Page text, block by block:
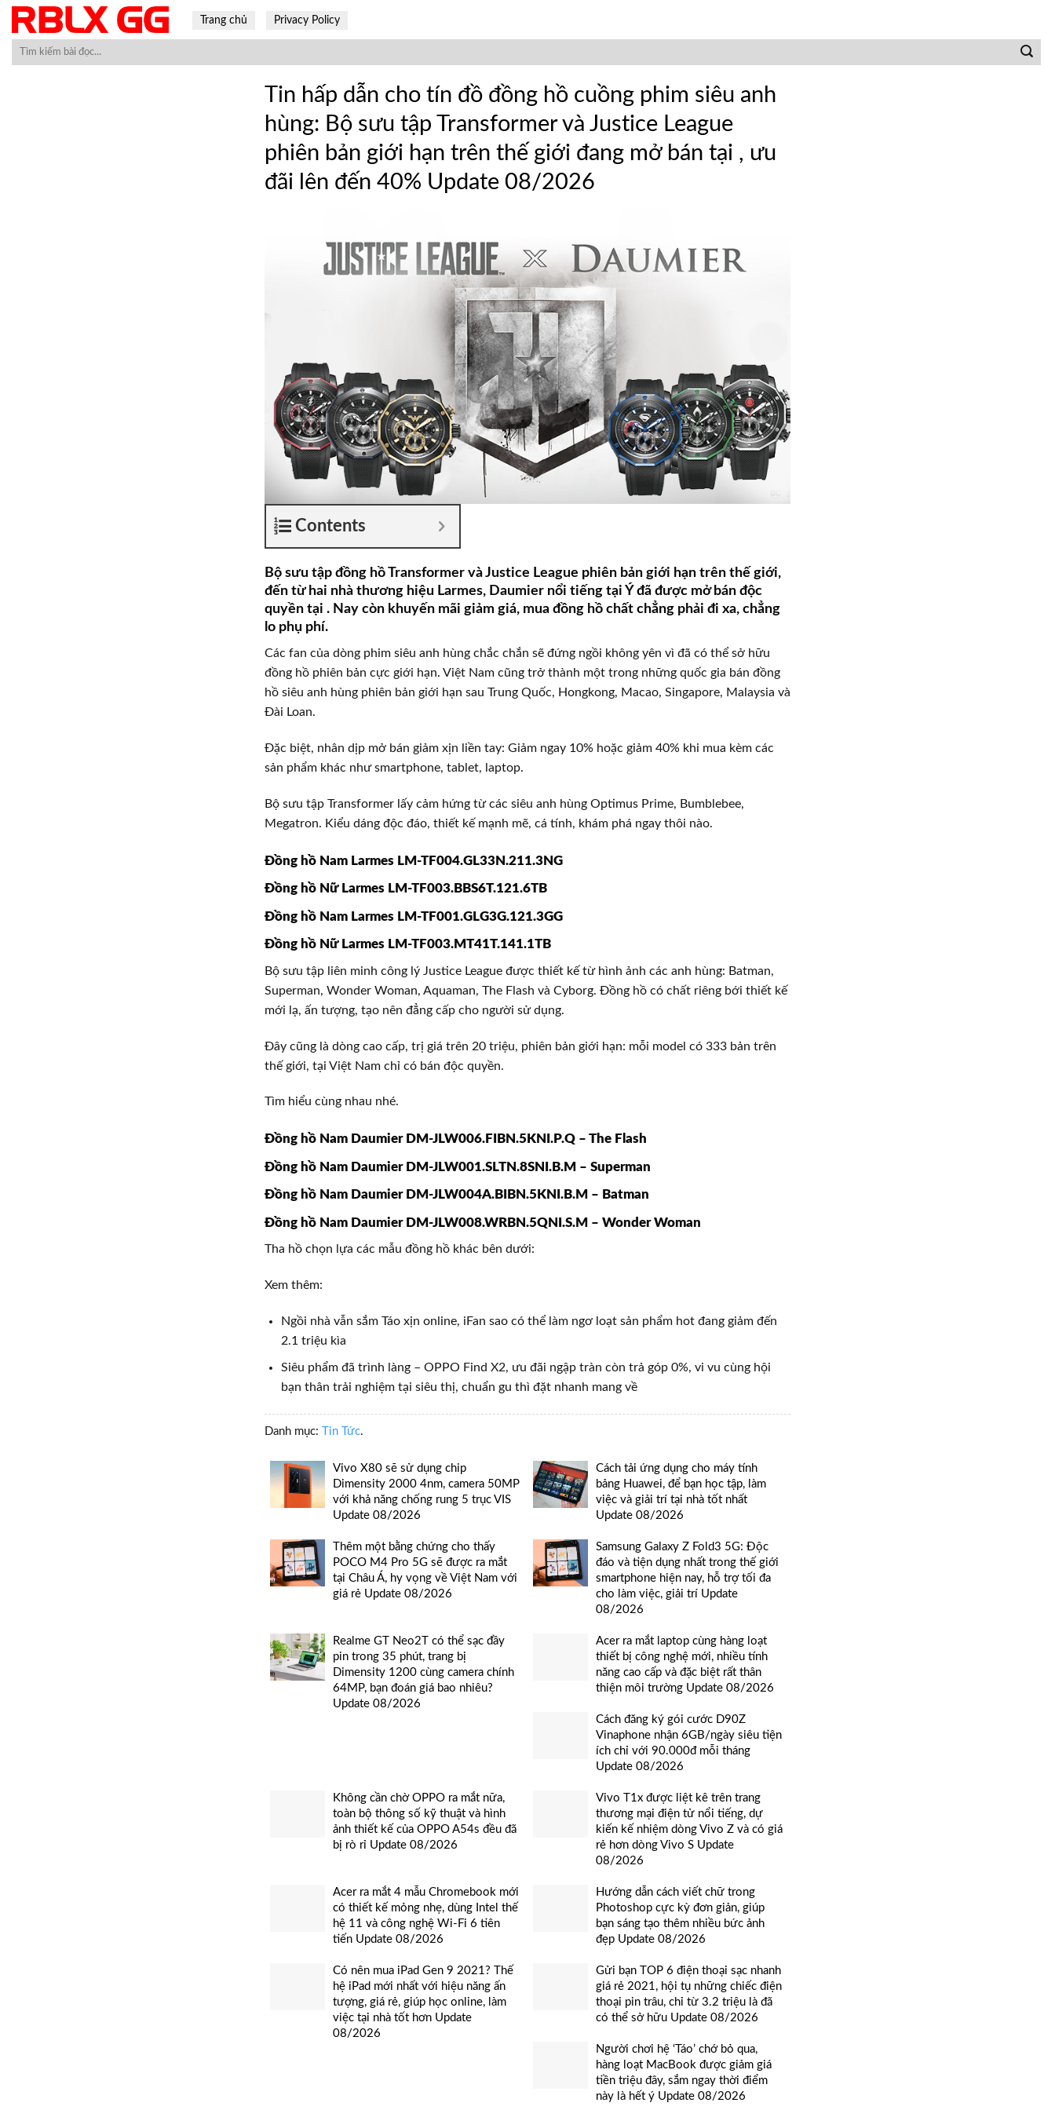
Skip
content
Trang chủ Privacy Policy
Tin hấp dẫn cho tín đồ đồng hồ cuồng phim siêu anh
hùng: Bộ sưu tập Transformer và Justice League
phiên bản giới hạn trên thế giới đang mở bán tại , ưu
đãi lên đến 40% Update 08/2026
Contents
Bộ sưu tập đồng hồ Transformer và Justice League phiên bản giới hạn trên thế giới,
đến từ hai nhà thương hiệu Larmes, Daumier nổi tiếng tại Ý đã được mở bán độc
quyền tại . Nay còn khuyến mãi giảm giá, mua đồng hồ chất chẳng phải đi xa, chẳng
lo phụ phí.
Các fan của dòng phim siêu anh hùng chắc chắn sẽ đứng ngồi không yên vì đã có thể sở hữu
đồng hồ phiên bản cực giới hạn. Việt Nam cũng trở thành một trong những quốc gia bán đồng
hồ siêu anh hùng phiên bản giới hạn sau Trung Quốc, Hongkong, Macao, Singapore, Malaysia và
Đài Loan.
Đặc biệt, nhân dịp mở bán giảm xịn liền tay: Giảm ngay 10% hoặc giảm 40% khi mua kèm các
sản phẩm khác như smartphone, tablet, laptop.
Bộ sưu tập Transformer lấy cảm hứng từ các siêu anh hùng Optimus Prime, Bumblebee,
Megatron. Kiểu dáng độc đáo, thiết kế mạnh mẽ, cá tính, khám phá ngay thôi nào.
Đồng hồ Nam Larmes LM-TF004.GL33N.211.3NG
Đồng hồ Nữ Larmes LM-TF003.BBS6T.121.6TB
Đồng hồ Nam Larmes LM-TF001.GLG3G.121.3GG
Đồng hồ Nữ Larmes LM-TF003.MT41T.141.1TB
Bộ sưu tập liên minh công lý Justice League được thiết kế từ hình ảnh các anh hùng: Batman,
Superman, Wonder Woman, Aquaman, The Flash và Cyborg. Đồng hồ có chất riêng bới thiết kế
mới lạ, ấn tượng, tạo nên đẳng cấp cho người sử dụng.
Đây cũng là dòng cao cấp, trị giá trên 20 triệu, phiên bản giới hạn: mỗi model có 333 bản trên
thế giới, tại Việt Nam chỉ có bán độc quyền.
Tìm hiểu cùng nhau nhé.
Đồng hồ Nam Daumier DM-JLW006.FIBN.5KNI.P.Q – The Flash
Đồng hồ Nam Daumier DM-JLW001.SLTN.8SNI.B.M – Superman
Đồng hồ Nam Daumier DM-JLW004A.BIBN.5KNI.B.M – Batman
Đồng hồ Nam Daumier DM-JLW008.WRBN.5QNI.S.M – Wonder Woman
Tha hồ chọn lựa các mẫu đồng hồ khác bên dưới:
Xem thêm:
Ngồi nhà vẫn sắm Táo xịn online, iFan sao có thể làm ngơ loạt sản phẩm hot đang giảm đến
2.1 triệu kìa
Siêu phẩm đã trình làng – OPPO Find X2, ưu đãi ngập tràn còn trả góp 0%, vi vu cùng hội
bạn thân trải nghiệm tại siêu thị, chuẩn gu thì đặt nhanh mang về
Danh mục: Tin Tức.
Vivo X80 sẽ sử dụng chip
Dimensity 2000 4nm, camera 50MP
với khả năng chống rung 5 trục VIS
Update 08/2026
Cách tải ứng dụng cho máy tính
bảng Huawei, để bạn học tập, làm
việc và giải trí tại nhà tốt nhất
Update 08/2026
Thêm một bằng chứng cho thấy
POCO M4 Pro 5G sẽ được ra mắt
tại Châu Á, hy vọng về Việt Nam với
giá rẻ Update 08/2026
Samsung Galaxy Z Fold3 5G: Độc
đáo và tiện dụng nhất trong thế giới
smartphone hiện nay, hỗ trợ tối đa
cho làm việc, giải trí Update
08/2026
Realme GT Neo2T có thể sạc đầy
pin trong 35 phút, trang bị
Dimensity 1200 cùng camera chính
64MP, bạn đoán giá bao nhiêu?
Update 08/2026
Acer ra mắt laptop cùng hàng loạt
thiết bị công nghệ mới, nhiều tính
năng cao cấp và đặc biệt rất thân
thiện môi trường Update 08/2026
Cách đăng ký gói cước D90Z
Vinaphone nhận 6GB/ngày siêu tiện
ích chỉ với 90.000đ mỗi tháng
Update 08/2026
Không cần chờ OPPO ra mắt nữa,
toàn bộ thông số kỹ thuật và hình
ảnh thiết kế của OPPO A54s đều đã
bị rò rỉ Update 08/2026
Vivo T1x được liệt kê trên trang
thương mại điện tử nổi tiếng, dự
kiến kế nhiệm dòng Vivo Z và có giá
rẻ hơn dòng Vivo S Update
08/2026
Acer ra mắt 4 mẫu Chromebook mới
có thiết kế mỏng nhẹ, dùng Intel thế
hệ 11 và công nghệ Wi-Fi 6 tiên
tiến Update 08/2026
Hướng dẫn cách viết chữ trong
Photoshop cực kỳ đơn giản, giúp
bạn sáng tạo thêm nhiều bức ảnh
đẹp Update 08/2026
Có nên mua iPad Gen 9 2021? Thế
hệ iPad mới nhất với hiệu năng ấn
tượng, giá rẻ, giúp học online, làm
việc tại nhà tốt hơn Update
08/2026
Gửi bạn TOP 6 điện thoại sạc nhanh
giá rẻ 2021, hội tụ những chiếc điện
thoại pin trâu, chỉ từ 3.2 triệu là đã
có thể sở hữu Update 08/2026
Người chơi hệ ‘Táo’ chớ bỏ qua,
hàng loạt MacBook được giảm giá
tiền triệu đây, sắm ngay thời điểm
này là hết ý Update 08/2026